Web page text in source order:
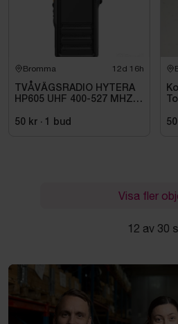
Bromma 12d 16h
TVÅVÄGSRADIO HYTERA
HP605 UHF 400-527 MHZ
50 kr · 1 bud
Visa fler
12 av 30